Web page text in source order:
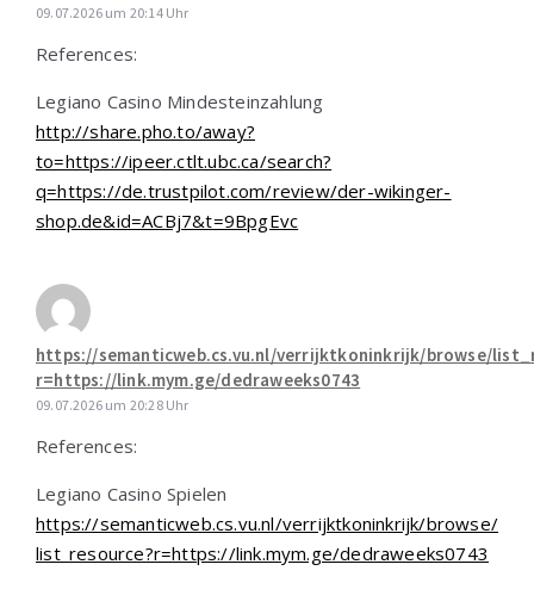
09.07.2026 um 20:14 Uhr
References:
Legiano Casino Mindesteinzahlung
http://share.pho.to/away?
to=https://ipeer.ctlt.ubc.ca/search?
q=https://de.trustpilot.com/review/der-wikinger-
shop.de&id=ACBj7&t=9BpgEvc
https://semanticweb.cs.vu.nl/verrijktkoninkrijk/browse/
r=https://link.mym.ge/dedraweeks0743
09.07.2026 um 20:28 Uhr
References:
Legiano Casino Spielen
https://semanticweb.cs.vu.nl/verrijktkoninkrijk/browse/
list_resource?r=https://link.mym.ge/dedraweeks0743